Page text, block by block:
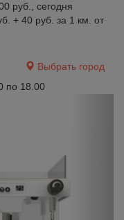
руб., сегодня
+ 40 руб. за 1 км. от
Выбрать город
по 18.00